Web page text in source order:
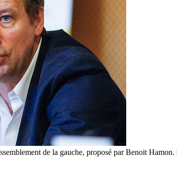
de la gauche, proposé par Benoit